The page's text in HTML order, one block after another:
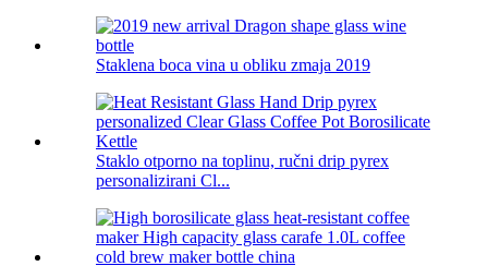
Staklena boca vina u obliku zmaja 2019
Staklo otporno na toplinu, ručni drip pyrex
personalizirani Cl...